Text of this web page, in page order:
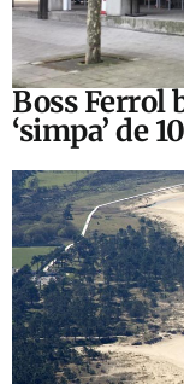
Boss Ferrol
‘simpa’ de